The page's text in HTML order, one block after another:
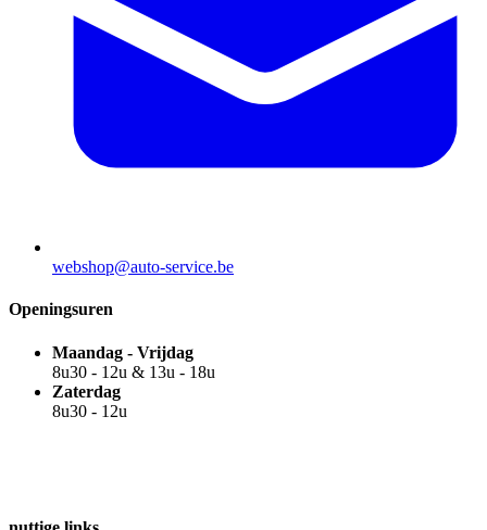
webshop@auto-service.be
Openingsuren
Maandag - Vrijdag
8u30 - 12u & 13u - 18u
Zaterdag
8u30 - 12u